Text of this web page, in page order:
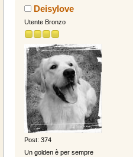
Deisylove
Utente Bronzo
Post: 374
Un golden è per sempre